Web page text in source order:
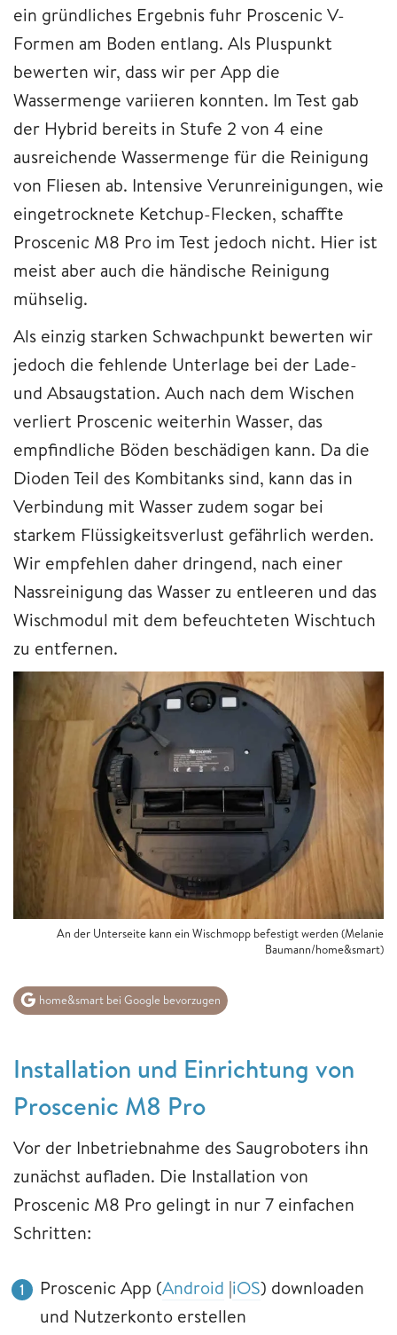
ein gründliches Ergebnis fuhr Proscenic V-
Formen am Boden entlang. Als Pluspunkt
bewerten wir, dass wir per App die
Wassermenge variieren konnten. Im Test gab
der Hybrid bereits in Stufe 2 von 4 eine
ausreichende Wassermenge für die Reinigung
von Fliesen ab. Intensive Verunreinigungen, wie
eingetrocknete Ketchup-Flecken, schaffte
Proscenic M8 Pro im Test jedoch nicht. Hier ist
meist aber auch die händische Reinigung
mühselig.
Als einzig starken Schwachpunkt bewerten wir
jedoch die fehlende Unterlage bei der Lade-
und Absaugstation. Auch nach dem Wischen
verliert Proscenic weiterhin Wasser, das
empfindliche Böden beschädigen kann. Da die
Dioden Teil des Kombitanks sind, kann das in
Verbindung mit Wasser zudem sogar bei
starkem Flüssigkeitsverlust gefährlich werden.
Wir empfehlen daher dringend, nach einer
Nassreinigung das Wasser zu entleeren und das
Wischmodul mit dem befeuchteten Wischtuch
zu entfernen.
An der Unterseite kann ein Wischmopp befestigt werden (Melanie
Baumann/home&smart)
home&smart bei Google bevorzugen
Installation und Einrichtung von
Proscenic M8 Pro
Vor der Inbetriebnahme des Saugroboters ihn
zunächst aufladen. Die Installation von
Proscenic M8 Pro gelingt in nur 7 einfachen
Schritten:
Proscenic App (Android |iOS) downloaden
und Nutzerkonto erstellen